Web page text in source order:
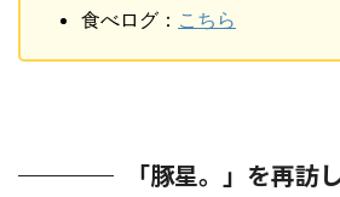
食べログ： こちら
「豚星。」を再訪